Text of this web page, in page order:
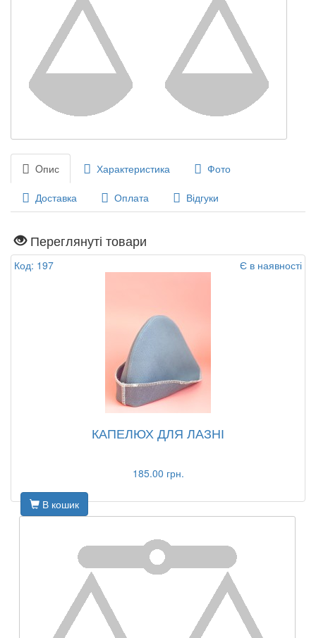
Oпис Характеристика Фото
Доставка Оплата Відгуки
Переглянуті товари
Код: 197 Є в наявності
КАПЕЛЮХ ДЛЯ ЛАЗНІ
185.00 грн.
В кошик